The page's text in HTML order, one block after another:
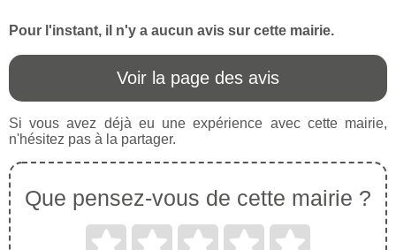
Pour l'instant, il n'y a aucun avis sur cette mairie.
Voir la page des avis
Si vous avez déjà eu une expérience avec cette mairie,
n'hésitez pas à la partager.
Que pensez-vous de cette mairie ?